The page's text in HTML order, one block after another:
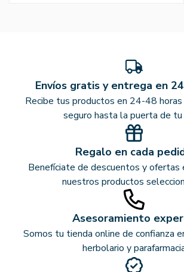
Envíos gratis y entrega en
Recibe tus productos en 24-48 horas
seguro hasta la puerta de tu
Regalo en cada
Benefíciate de descuentos y ofertas
nuestros productos
Asesoramiento
Somos tu tienda online de confianza
herbolario y